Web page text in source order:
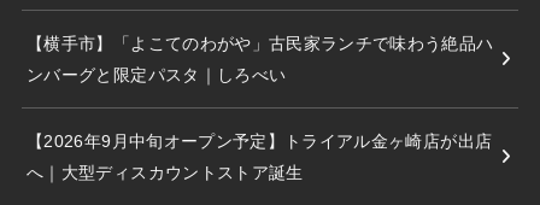
【横手市】「よこてのわがや」古民家ランチで味わう絶品ハ
ンバーグと限定パスタ｜しろべい
【2026年9月中旬オープン予定】トライアル金ヶ崎店が出店
へ｜大型ディスカウントストア誕生